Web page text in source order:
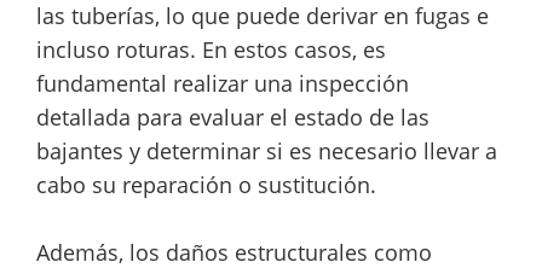
las tuberías, lo que puede derivar en fugas e
incluso roturas. En estos casos, es
fundamental realizar una inspección
detallada para evaluar el estado de las
bajantes y determinar si es necesario llevar a
cabo su reparación o sustitución.
Además, los daños estructurales como